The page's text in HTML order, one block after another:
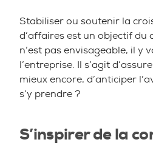
Stabiliser ou soutenir la
d’affaires est un objectif du
n’est pas envisageable, il y
l’entreprise. Il s’agit
mieux encore, d’anticiper
s’y prendre ?
S’inspirer de la